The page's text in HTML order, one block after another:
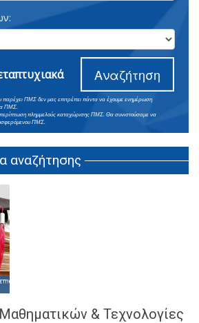
Αναζήτηση
παρέχει ΠΜΣ δεν μας επιτρέπει πάντα να έχουμε ενημέρωση
ΠΜΣ.
πλημμελούς καταχώρισης ΠΜΣ. Θα συνιστούσαμε να
ΠΜΣ.
αναζήτησης
& Τεχνολογίες